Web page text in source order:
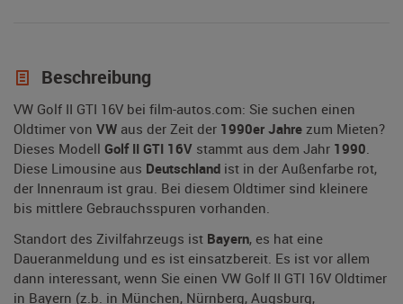
Beschreibung
VW Golf II GTI 16V bei film-autos.com: Sie suchen einen
Oldtimer von VW aus der Zeit der 1990er Jahre zum Mieten?
Dieses Modell Golf II GTI 16V stammt aus dem Jahr 1990.
Diese Limousine aus Deutschland ist in der Außenfarbe rot,
der Innenraum ist grau. Bei diesem Oldtimer sind kleinere
bis mittlere Gebrauchsspuren vorhanden.
Standort des Zivilfahrzeugs ist Bayern, es hat eine
Daueranmeldung und es ist einsatzbereit. Es ist vor allem
dann interessant, wenn Sie einen VW Golf II GTI 16V Oldtimer
in Bayern (z.b. in München, Nürnberg, Augsburg,